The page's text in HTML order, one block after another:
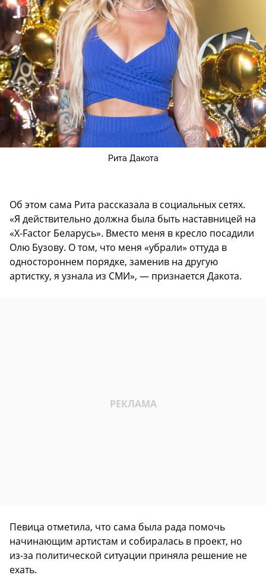
Рита Дакота
Об этом сама Рита рассказала в социальных сетях.
«Я действительно должна была быть наставницей на
«X-Factor Беларусь». Вместо меня в кресло посадили
Олю Бузову. О том, что меня «убрали» оттуда в
одностороннем порядке, заменив на другую
артистку, я узнала из СМИ», — признается Дакота.
Певица отметила, что сама была рада помочь
начинающим артистам и собиралась в проект, но
из-за политической ситуации приняла решение не
ехать.